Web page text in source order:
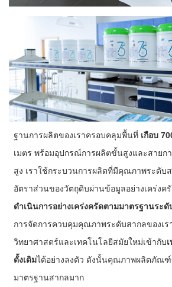
ฐานการผลิตของเราครอบคลุมพื้นที่ เกือบ
เมตร พร้อมอุปกรณ์การผลิตขั้นสูงและสายก
สูง เราใช้กระบวนการผลิตที่มีคุณภาพระดับ
อัตราส่วนของวัตถุดิบผ่านข้อมูลอย่างเคร่งค
ดำเนินการอย่างเคร่งครัดตามมาตรฐานระดั
การจัดการควบคุมคุณภาพระดับสากลของเร
วิทยาศาสตร์และเทคโนโลยีสมัยใหม่เข้ากับ
ดั้งเดิมได้อย่างลงตัว ดังนั้นคุณภาพผลิตภัณฑ์
มาตรฐานสากลมาก